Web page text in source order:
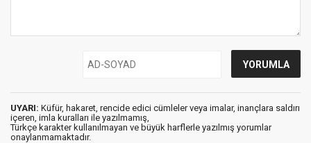
UYARI: Küfür, hakaret, rencide edici cümleler veya imalar, inançlara saldırı
içeren, imla kuralları ile yazılmamış,
Türkçe karakter kullanılmayan ve büyük harflerle yazılmış yorumlar
onaylanmamaktadır.